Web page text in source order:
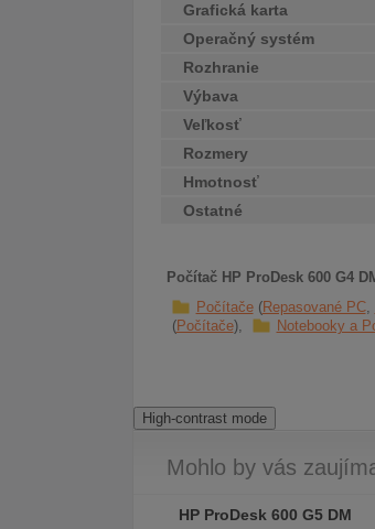
Grafická karta
Operačný systém
Rozhranie
Výbava
Veľkosť
Rozmery
Hmotnosť
Ostatné
Počítač HP ProDesk 600 G4
Počítače Repasované PC
Počítače
Notebooky a
High-contrast mode
Mohlo by vás
HP ProDesk 600 G5 DM